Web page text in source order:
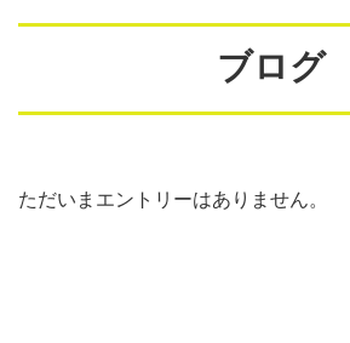
ブログ
ただいまエントリーはありません。